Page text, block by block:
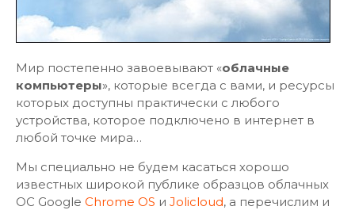
Мир постепенно завоевывают «облачные
компьютеры», которые всегда с вами, и ресурсы
которых доступны практически с любого
устройства, которое подключено в интернет в
любой точке мира…
Мы специально не будем касаться хорошо
известных широкой публике образцов облачных
ОС Google Chrome OS и Jolicloud, а перечислим и